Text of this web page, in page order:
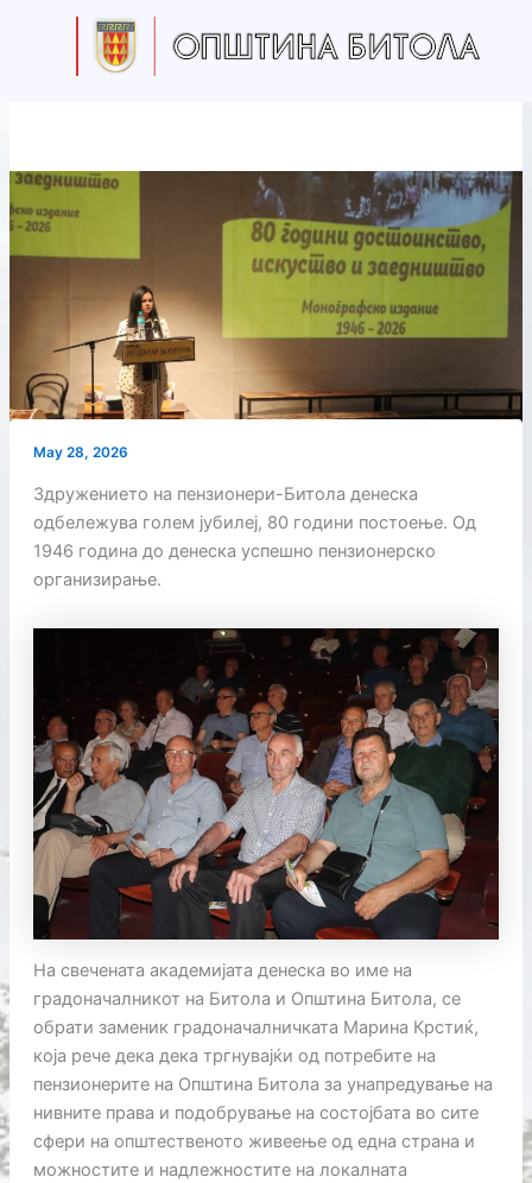
May 28, 2026
Здружението на пензионери-Битола денеска
одбележува голем јубилеј, 80 години постоење. Од
1946 година до денеска успешно пензионерско
организирање.
На свечената академијата денеска во име на
градоначалникот на Битола и Општина Битола, се
обрати заменик градоначалничката Марина Крстиќ,
која рече дека дека тргнувајќи од потребите на
пензионерите на Општина Битола за унапредување на
нивните права и подобрување на состојбата во сите
сфери на општественото живеење од една страна и
можностите и надлежностите на локалната